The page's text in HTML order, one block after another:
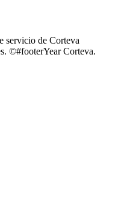
servicio de Corteva
©#footerYear Corteva.